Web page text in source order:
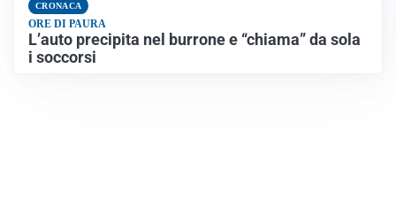
CRONACA
ORE DI PAURA
L’auto precipita nel burrone e “chiama” da sola
i soccorsi